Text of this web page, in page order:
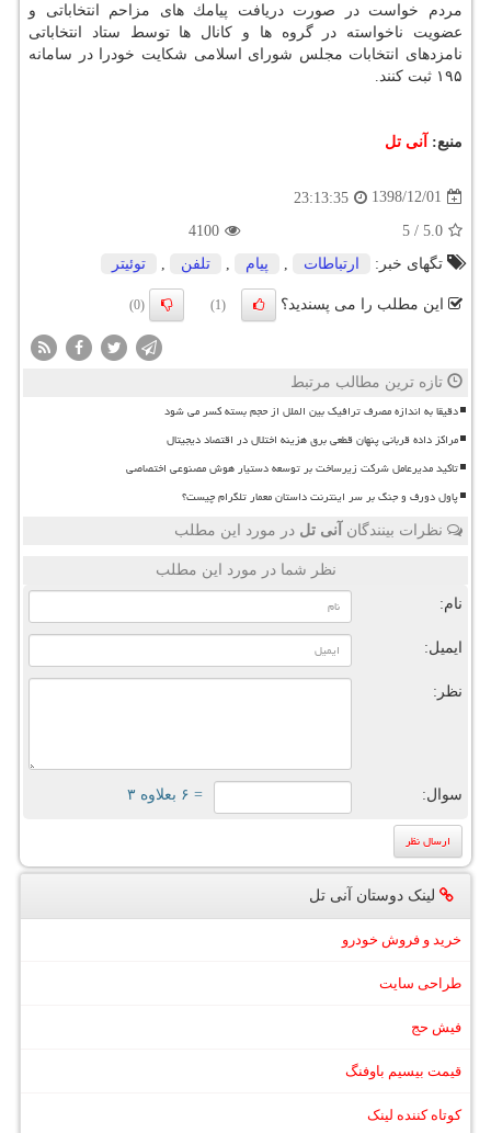
مردم خواست در صورت دریافت پیامك های مزاحم انتخاباتی و
عضویت ناخواسته در گروه ها و كانال ها توسط ستاد انتخاباتی
نامزدهای انتخابات مجلس شورای اسلامی شكایت خودرا در سامانه
۱۹۵ ثبت كنند.
منبع: آنی تل
1398/12/01
23:13:35
5.0
/
5
4100
تگهای خبر:
ارتباطات پیام تلفن توئیتر
این مطلب را می پسندید؟ (1)
(0)
تازه ترین مطالب مرتبط
دقیقا به اندازه مصرف ترافیک بین الملل از حجم بسته کسر می شود
مراکز داده قربانی پنهان قطعی برق هزینه اختلال در اقتصاد دیجیتال
تاکید مدیرعامل شرکت زیرساخت بر توسعه دستیار هوش مصنوعی اختصاصی
پاول دورف و جنگ بر سر اینترنت داستان معمار تلگرام چیست؟
نظرات بینندگان آنی تل در مورد این مطلب
نظر شما در مورد این مطلب
نام:
ایمیل:
نظر:
سوال: = ۶ بعلاوه ۳
لینک دوستان آنی تل
خرید و فروش خودرو
طراحی سایت
فیش حج
قیمت بیسیم باوفنگ
کوتاه کننده لینک